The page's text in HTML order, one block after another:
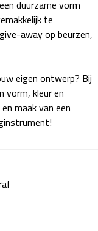
duurzame vorm
te
away op beurzen,
eigen ontwerp? Bij
vorm, kleur en
maak van een